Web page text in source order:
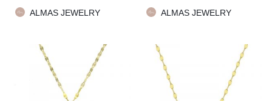
ALMAS JEWELRY ALMAS JEWELRY